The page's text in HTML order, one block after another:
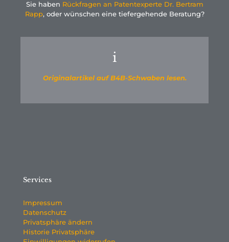
Sie haben Rückfragen an Patentexperte Dr. Bertram
Rapp, oder wünschen eine tiefergehende Beratung?
i
Originalartikel auf B4B-Schwaben lesen.
Services
Impressum
Datenschutz
Privatsphäre ändern
Historie Privatsphäre